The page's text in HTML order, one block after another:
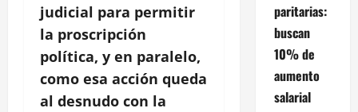
judicial para permitir
la proscripción
política, y en paralelo,
como esa acción queda
al desnudo con la
paritarias:
buscan
10% de
aumento
salarial